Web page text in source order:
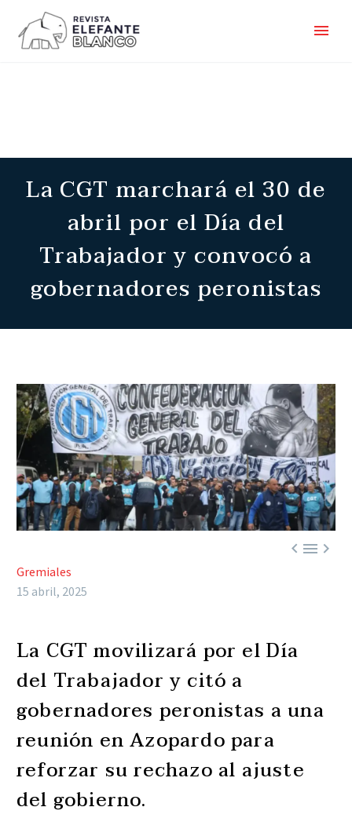
La CGT marchará el 30 de
abril por el Día del
Trabajador y convocó a
gobernadores peronistas

Gremiales
15 abril, 2025
La CGT movilizará por el Día
del Trabajador y citó a
gobernadores peronistas a una
reunión en Azopardo para
reforzar su rechazo al ajuste
del gobierno.